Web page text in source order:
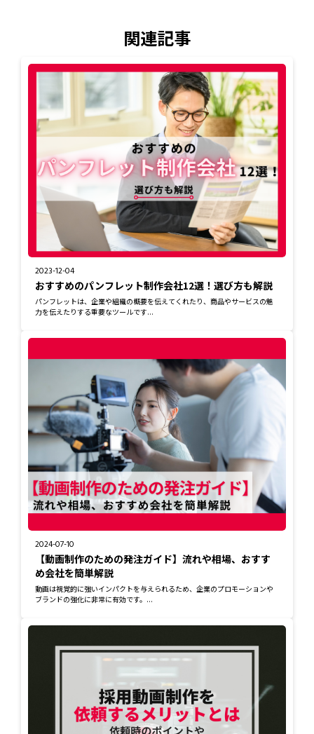
関連記事
2023-12-04
おすすめのパンフレット制作会社12選！選び方も解説
パンフレットは、企業や組織の概要を伝えてくれたり、商品やサービスの魅
力を伝えたりする重要なツールです...
2024-07-10
【動画制作のための発注ガイド】流れや相場、おすす
め会社を簡単解説
動画は視覚的に強いインパクトを与えられるため、企業のプロモーションや
ブランドの強化に非常に有効です。...